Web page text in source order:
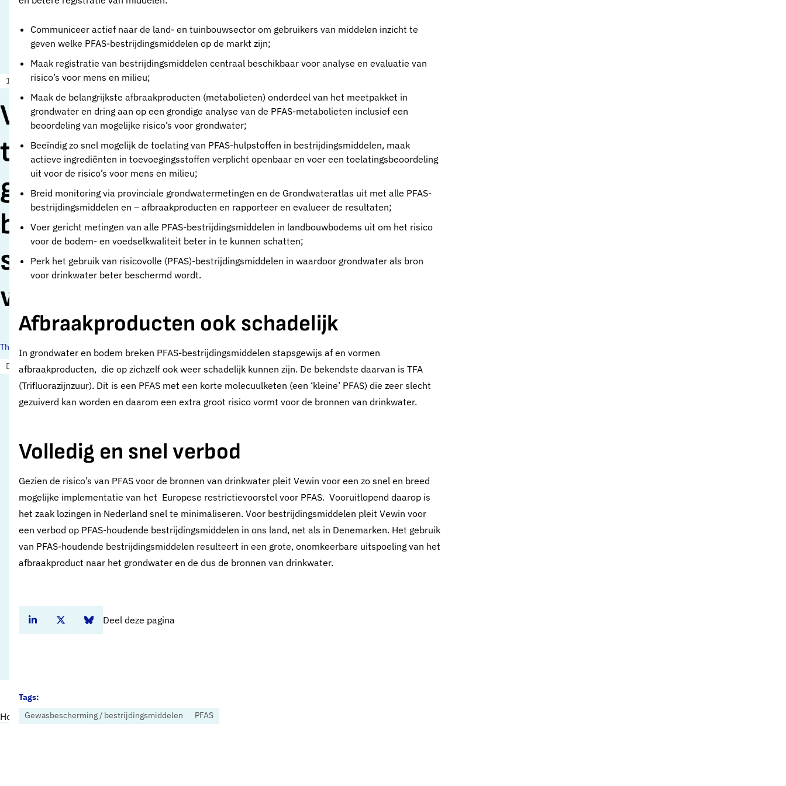
Vewin: CLM-rapport
toont aan dat
gebruik van PFAS in
bestrijdingsmiddelen
snel verboden moet
worden
12 november 2025 Nieuws
Thema's:
Drinkwaterbronnen en landbouw
Home Nieuws
Communiceer actief naar de land- en tuinbouwsector om gebruikers van middelen inzicht te
geven welke PFAS-bestrijdingsmiddelen op de markt zijn;
Maak registratie van bestrijdingsmiddelen centraal beschikbaar voor analyse en evaluatie van
risico’s voor mens en milieu;
Maak de belangrijkste afbraakproducten (metabolieten) onderdeel van het meetpakket in
grondwater en dring aan op een grondige analyse van de PFAS-metabolieten inclusief een
beoordeling van mogelijke risico’s voor grondwater;
Beeïndig zo snel mogelijk de toelating van PFAS-hulpstoffen in bestrijdingsmiddelen, maak
actieve ingrediënten in toevoegingsstoffen verplicht openbaar en voer een toelatingsbeoordeling
uit voor de risico’s voor mens en milieu;
Breid monitoring via provinciale grondwatermetingen en de Grondwateratlas uit met alle PFAS-
bestrijdingsmiddelen en – afbraakproducten en rapporteer en evalueer de resultaten;
Voer gericht metingen van alle PFAS-bestrijdingsmiddelen in landbouwbodems uit om het risico
voor de bodem- en voedselkwaliteit beter in te kunnen schatten;
Perk het gebruik van risicovolle (PFAS)-bestrijdingsmiddelen in waardoor grondwater als bron
voor drinkwater beter beschermd wordt.
Afbraakproducten ook schadelijk
In grondwater en bodem breken PFAS-bestrijdingsmiddelen stapsgewijs af en vormen
afbraakproducten, die op zichzelf ook weer schadelijk kunnen zijn. De bekendste daarvan is TFA
(Trifluorazijnzuur). Dit is een PFAS met een korte molecuulketen (een ‘kleine’ PFAS) die zeer slecht
gezuiverd kan worden en daarom een extra groot risico vormt voor de bronnen van drinkwater.
Volledig en snel verbod
Gezien de risico’s van PFAS voor de bronnen van drinkwater pleit Vewin voor een zo snel en breed
mogelijke implementatie van het Europese restrictievoorstel voor PFAS. Vooruitlopend daarop is
het zaak lozingen in Nederland snel te minimaliseren. Voor bestrijdingsmiddelen pleit Vewin voor
een verbod op PFAS-houdende bestrijdingsmiddelen in ons land, net als in Denemarken. Het gebruik
van PFAS-houdende bestrijdingsmiddelen resulteert in een grote, onomkeerbare uitspoeling van het
afbraakproduct naar het grondwater en de dus de bronnen van drinkwater.
Deel deze pagina
Deel dit artikel op Linkedin
Deel dit artikel op Twitter
Deel dit artikel op Bluesky
Tags:
Gewasbescherming / bestrijdingsmiddelen
PFAS